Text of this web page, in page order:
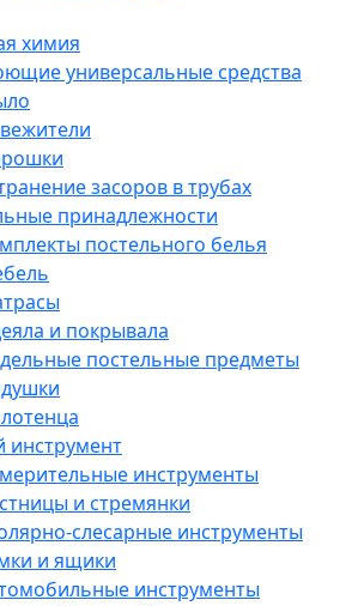
химия
универсальные средства
засоров в трубах
принадлежности
постельного белья
и покрывала
постельные предметы
инструмент
инструменты
и стремянки
слесарные инструменты
и ящики
инструменты